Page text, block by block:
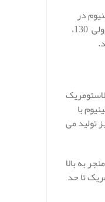
در
عایق الاستومریک حرارتی رولی 130،
با
تولید می
به بالا
تا حد